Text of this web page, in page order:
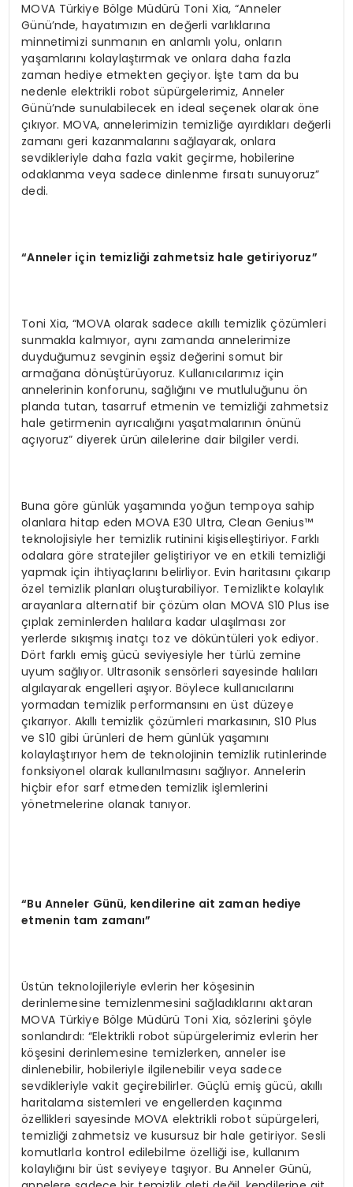
MOVA Türkiye Bölge Müdürü Toni Xia, “Anneler
Günü’nde, hayatımızın en değerli varlıklarına
minnetimizi sunmanın en anlamlı yolu, onların
yaşamlarını kolaylaştırmak ve onlara daha fazla
zaman hediye etmekten geçiyor. İşte tam da bu
nedenle elektrikli robot süpürgelerimiz, Anneler
Günü’nde sunulabilecek en ideal seçenek olarak öne
çıkıyor. MOVA, annelerimizin temizliğe ayırdıkları değerli
zamanı geri kazanmalarını sağlayarak, onlara
sevdikleriyle daha fazla vakit geçirme, hobilerine
odaklanma veya sadece dinlenme fırsatı sunuyoruz”
dedi.
“Anneler için temizliği zahmetsiz hale getiriyoruz”
Toni Xia, “MOVA olarak sadece akıllı temizlik çözümleri
sunmakla kalmıyor, aynı zamanda annelerimize
duyduğumuz sevginin eşsiz değerini somut bir
armağana dönüştürüyoruz. Kullanıcılarımız için
annelerinin konforunu, sağlığını ve mutluluğunu ön
planda tutan, tasarruf etmenin ve temizliği zahmetsiz
hale getirmenin ayrıcalığını yaşatmalarının önünü
açıyoruz” diyerek ürün ailelerine dair bilgiler verdi.
Buna göre günlük yaşamında yoğun tempoya sahip
olanlara hitap eden MOVA E30 Ultra, Clean Genius™
teknolojisiyle her temizlik rutinini kişiselleştiriyor. Farklı
odalara göre stratejiler geliştiriyor ve en etkili temizliği
yapmak için ihtiyaçlarını belirliyor. Evin haritasını çıkarıp
özel temizlik planları oluşturabiliyor. Temizlikte kolaylık
arayanlara alternatif bir çözüm olan MOVA S10 Plus ise
çıplak zeminlerden halılara kadar ulaşılması zor
yerlerde sıkışmış inatçı toz ve döküntüleri yok ediyor.
Dört farklı emiş gücü seviyesiyle her türlü zemine
uyum sağlıyor. Ultrasonik sensörleri sayesinde halıları
algılayarak engelleri aşıyor. Böylece kullanıcılarını
yormadan temizlik performansını en üst düzeye
çıkarıyor. Akıllı temizlik çözümleri markasının, S10 Plus
ve S10 gibi ürünleri de hem günlük yaşamını
kolaylaştırıyor hem de teknolojinin temizlik rutinlerinde
fonksiyonel olarak kullanılmasını sağlıyor. Annelerin
hiçbir efor sarf etmeden temizlik işlemlerini
yönetmelerine olanak tanıyor.
“Bu Anneler Günü, kendilerine ait zaman hediye
etmenin tam zamanı”
Üstün teknolojileriyle evlerin her köşesinin
derinlemesine temizlenmesini sağladıklarını aktaran
MOVA Türkiye Bölge Müdürü Toni Xia, sözlerini şöyle
sonlandırdı: “Elektrikli robot süpürgelerimiz evlerin her
köşesini derinlemesine temizlerken, anneler ise
dinlenebilir, hobileriyle ilgilenebilir veya sadece
sevdikleriyle vakit geçirebilirler. Güçlü emiş gücü, akıllı
haritalama sistemleri ve engellerden kaçınma
özellikleri sayesinde MOVA elektrikli robot süpürgeleri,
temizliği zahmetsiz ve kusursuz bir hale getiriyor. Sesli
komutlarla kontrol edilebilme özelliği ise, kullanım
kolaylığını bir üst seviyeye taşıyor. Bu Anneler Günü,